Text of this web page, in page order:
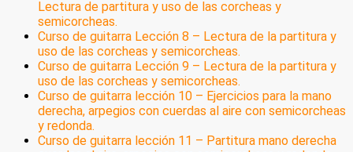
Lectura de partitura y uso de las corcheas y
semicorcheas.
Curso de guitarra Lección 8 – Lectura de la partitura y
uso de las corcheas y semicorcheas.
Curso de guitarra Lección 9 – Lectura de la partitura y
uso de las corcheas y semicorcheas.
Curso de guitarra lección 10 – Ejercicios para la mano
derecha, arpegios con cuerdas al aire con semicorcheas
y redonda.
Curso de guitarra lección 11 – Partitura mano derecha